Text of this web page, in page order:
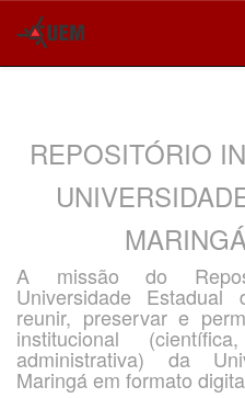
REPOSITÓRIO
A missão do
Universidade
reunir, preservar e
institucional
administrativa) da
Maringá em formato